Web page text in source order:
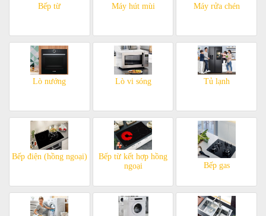
Bếp từ Máy hút mùi Máy rửa chén
Lò nướng Lò vi sóng Tủ lạnh
Bếp điện (hồng ngoại)
Bếp từ kết hợp hồng
ngoại
Bếp gas